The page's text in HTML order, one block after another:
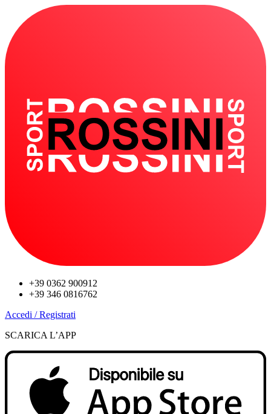
+39 0362 900912
+39 346 0816762
Accedi / Registrati
SCARICA L’APP